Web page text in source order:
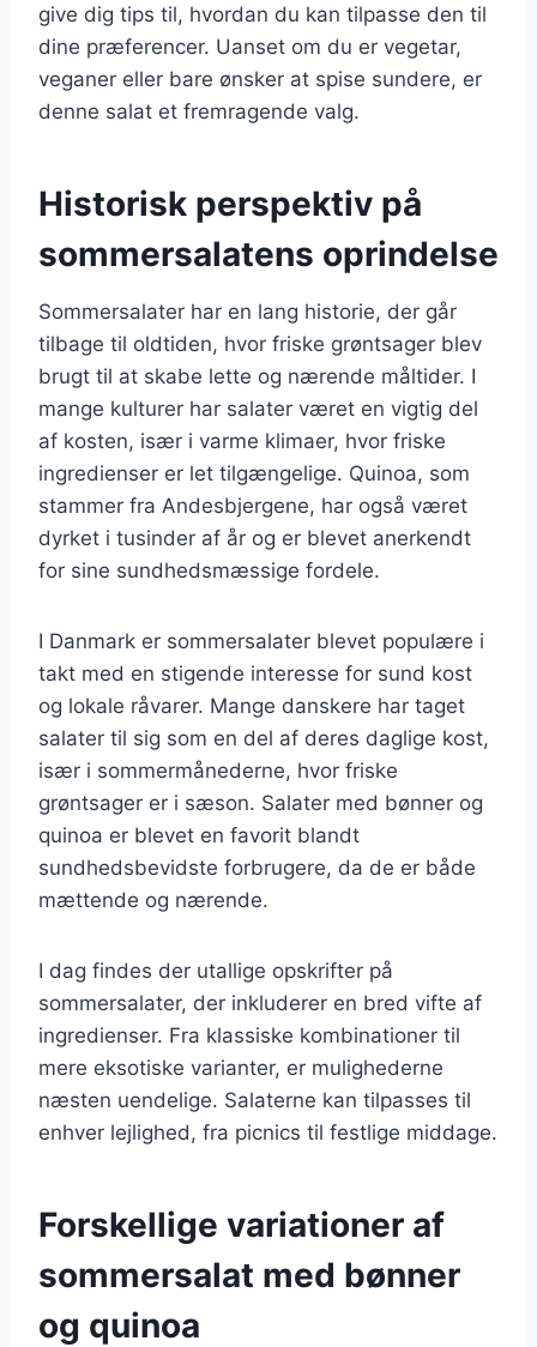
give dig tips til, hvordan du kan tilpasse den til
dine præferencer. Uanset om du er vegetar,
veganer eller bare ønsker at spise sundere, er
denne salat et fremragende valg.
Historisk perspektiv på
sommersalatens oprindelse
Sommersalater har en lang historie, der går
tilbage til oldtiden, hvor friske grøntsager blev
brugt til at skabe lette og nærende måltider. I
mange kulturer har salater været en vigtig del
af kosten, især i varme klimaer, hvor friske
ingredienser er let tilgængelige. Quinoa, som
stammer fra Andesbjergene, har også været
dyrket i tusinder af år og er blevet anerkendt
for sine sundhedsmæssige fordele.
I Danmark er sommersalater blevet populære i
takt med en stigende interesse for sund kost
og lokale råvarer. Mange danskere har taget
salater til sig som en del af deres daglige kost,
især i sommermånederne, hvor friske
grøntsager er i sæson. Salater med bønner og
quinoa er blevet en favorit blandt
sundhedsbevidste forbrugere, da de er både
mættende og nærende.
I dag findes der utallige opskrifter på
sommersalater, der inkluderer en bred vifte af
ingredienser. Fra klassiske kombinationer til
mere eksotiske varianter, er mulighederne
næsten uendelige. Salaterne kan tilpasses til
enhver lejlighed, fra picnics til festlige middage.
Forskellige variationer af
sommersalat med bønner
og quinoa